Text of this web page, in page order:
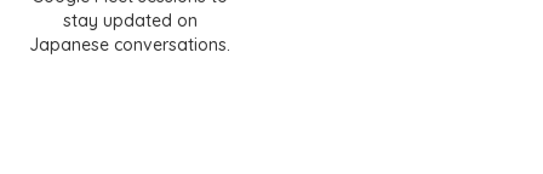
stay updated on
Japanese conversations.